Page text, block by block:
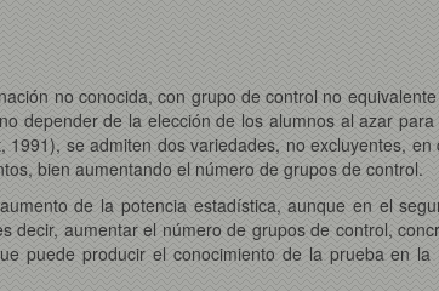
no conocida, con grupo de control no
depender de la elección de los alumnos al azar
se admiten dos variedades, no excluyentes,
bien aumentando el número de grupos de control.
de la potencia estadística, aunque en el
aumentar el número de grupos de control,
puede producir el conocimiento de la prueba en